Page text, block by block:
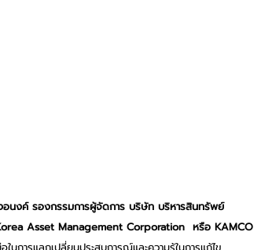
อนงค์ รองกรรมการผู้จัดการ บริษัท บริหารสินทรัพย์
Asset Management Corporation  หรือ KAMCO